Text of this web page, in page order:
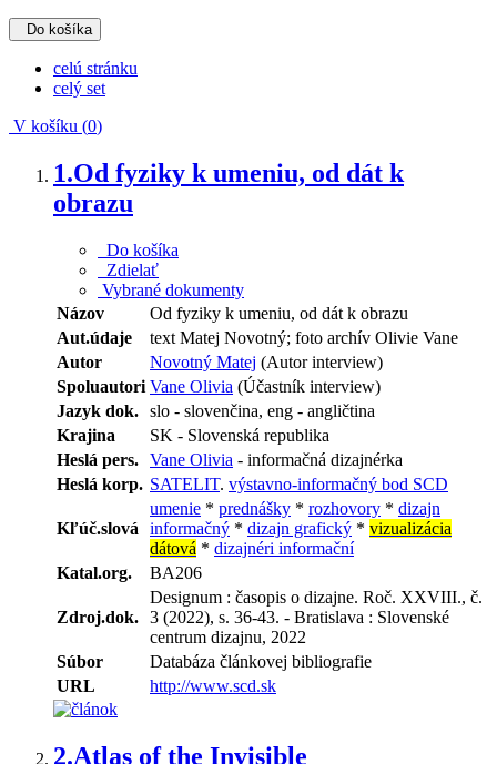
Do košíka
celú stránku
celý set
V košíku (0)
1.Od fyziky k umeniu, od dát k
obrazu
Do košíka
Zdielať
Vybrané dokumenty
Názov
Od fyziky k umeniu, od dát k obrazu
Aut.údaje
text Matej Novotný; foto archív Olivie Vane
Autor
Novotný Matej (Autor interview)
Spoluautori Vane Olivia (Účastník interview)
Jazyk dok. slo - slovenčina, eng - angličtina
Krajina
SK - Slovenská republika
Heslá pers. Vane Olivia - informačná dizajnérka
Heslá korp. SATELIT. výstavno-informačný bod SCD
Kľúč.slová
umenie * prednášky * rozhovory * dizajn
informačný * dizajn grafický * vizualizácia
dátová * dizajnéri informační
Katal.org.
BA206
Zdroj.dok.
Designum : časopis o dizajne. Roč. XXVIII., č.
3 (2022), s. 36-43. - Bratislava : Slovenské
centrum dizajnu, 2022
Súbor
Databáza článkovej bibliografie
URL
http://www.scd.sk
2.Atlas of the Invisible